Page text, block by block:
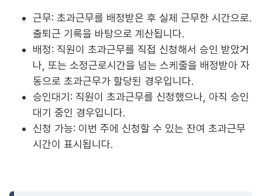
근무: 초과근무를 배정받은 후 실제 근무한 시간으로.
출퇴근 기록을 바탕으로 계산됩니다.
배정: 직원이 초과근무를 직접 신청해서 승인 받았거
나, 또는 소정근로시간을 넘는 스케줄을 배정받아 자
동으로 초과근무가 할당된 경우입니다.
승인대기: 직원이 초과근무를 신청했으나, 아직 승인
대기 중인 경우입니다.
신청 가능: 이번 주에 신청할 수 있는 잔여 초과근무
시간이 표시됩니다.